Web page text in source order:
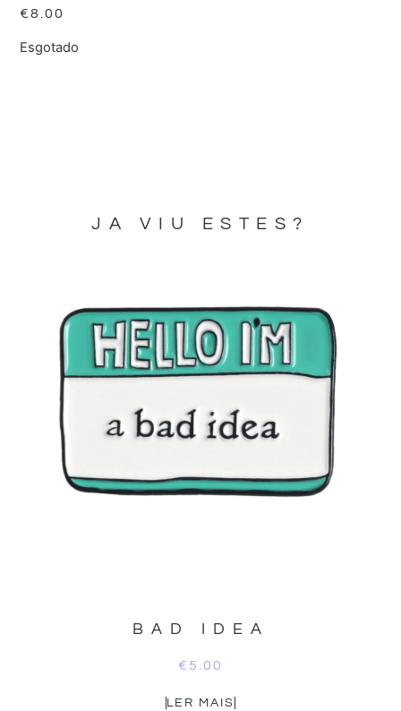
€8.00
Esgotado
JA VIU ESTES?
BAD IDEA
€ 5.00
LER MAIS